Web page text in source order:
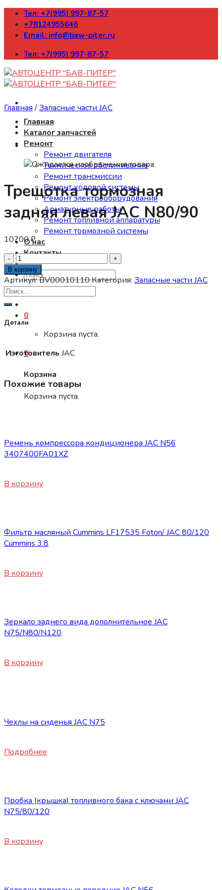
Skip
content
Тел: +7(995) 997-87-57
+78124955646
Email: info@baw-piter.ru
Тел: +7(995) 997-87-57
Главная
Каталог запчастей
Ремонт
Ремонт двигателя
Техническое обслуживание
Ремонт трансмиссии
Ремонт ходовой системы
Ремонт электрооборудования
Арматурные работы
Ремонт топливной аппаратуры
Ремонт тормозной системы
О нас
Контакты
Искать:
0
Корзина пуста.
0
Корзина
Корзина пуста.
Главная /Запасные части JAC
Трещотка тормозная
задняя левая JAC N80/90
10700₽
Количество
товара
Трещотка
тормозная
задняя
левая
JAC
N80/90
В корзину
Артикул:BV00010110Категория: Запасные части JAC
Детали
Изготовитель JAC
Похожие товары
Ремень компрессора кондиционера JAC N56
3407400FA01XZ
В корзину
Фильтр масляный Cummins LF17535 Foton/ JAC 80/120
Cummins 3.8
В корзину
Зеркало заднего вида дополнительное JAC
N75/N80/N120
В корзину
Чехлы на сиденья JAC N75
Подробнее
Пробка (крышка) топливного бака с ключами JAC
N75/80/120
В корзину